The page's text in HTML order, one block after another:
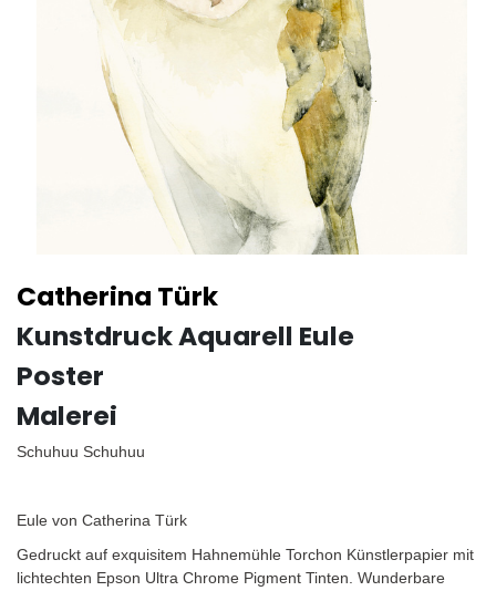
Catherina Türk
Kunstdruck Aquarell Eule
Poster
Malerei
Schuhuu Schuhuu
Eule von Catherina Türk
Gedruckt auf exquisitem Hahnemühle Torchon Künstlerpapier mit
lichtechten Epson Ultra Chrome Pigment Tinten. Wunderbare